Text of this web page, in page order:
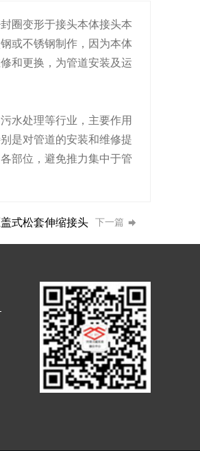
圈变形于接头本体接头本
或不锈钢制作，因为本体
和更换，为管道安装及运
水处理等行业，主要作用
是对管道的安装和维修提
部位，避免推力集中于管
盖式松套伸缩接头 下一篇